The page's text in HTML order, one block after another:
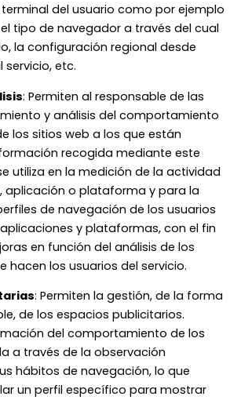
del usuario como por ejemplo
tipo de navegador a través del cual
la configuración regional desde
etc.
: Permiten al responsable de las
y análisis del comportamiento
los sitios web a los que están
recogida mediante este
utiliza en la medición de la actividad
aplicación o plataforma y para la
de navegación de los usuarios
y plataformas, con el fin
en función del análisis de los
hacen los usuarios del servicio.
: Permiten la gestión, de la forma
de los espacios publicitarios.
del comportamiento de los
a través de la observación
hábitos de navegación, lo que
un perfil específico para mostrar